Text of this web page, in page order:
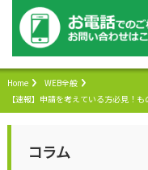
Home
WEB全般
【速報】申請を考えている方必見！
コラム